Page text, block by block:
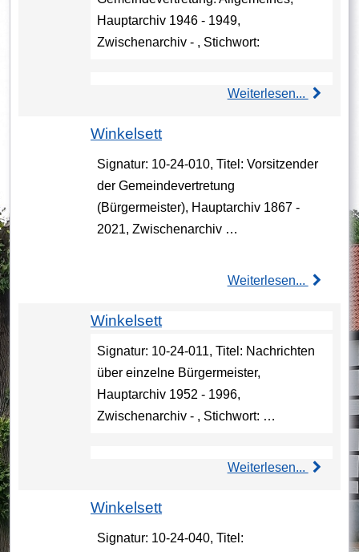
Hauptarchiv 1946 - 1949,
Zwischenarchiv - , Stichwort:
Weiterlesen...
Winkelsett
Signatur: 10-24-010, Titel: Vorsitzender
der Gemeindevertretung
(Bürgermeister), Hauptarchiv 1867 -
2021, Zwischenarchiv …
Weiterlesen...
Winkelsett
Signatur: 10-24-011, Titel: Nachrichten
über einzelne Bürgermeister,
Hauptarchiv 1952 - 1996,
Zwischenarchiv - , Stichwort: …
Weiterlesen...
Winkelsett
Signatur: 10-24-040, Titel: